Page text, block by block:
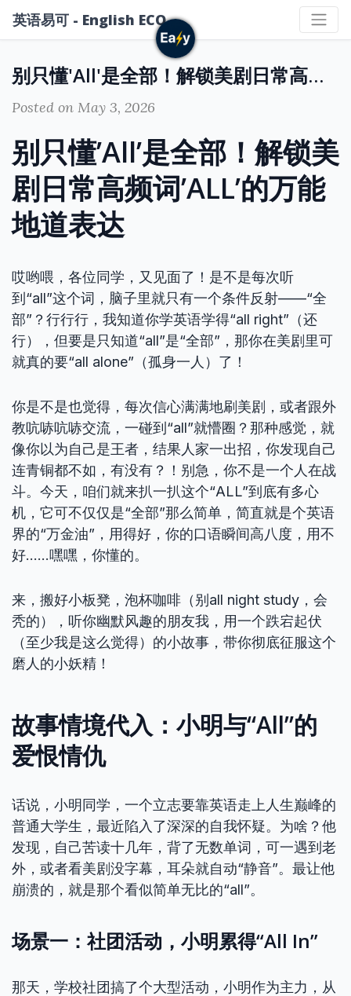
英语易可 - English ECO
别只懂'All'是全部！解锁美剧日常高频词'ALL'的万能地道表达
Posted on May 3, 2026
别只懂’All’是全部！解锁美
剧日常高频词’ALL’的万能
地道表达
哎哟喂，各位同学，又见面了！是不是每次听
到“all”这个词，脑子里就只有一个条件反射——“全
部”？行行行，我知道你学英语学得“all right”（还
行），但要是只知道“all”是“全部”，那你在美剧里可
就真的要“all alone”（孤身一人）了！
你是不是也觉得，每次信心满满地刷美剧，或者跟外
教吭哧吭哧交流，一碰到“all”就懵圈？那种感觉，就
像你以为自己是王者，结果人家一出招，你发现自己
连青铜都不如，有没有？！别急，你不是一个人在战
斗。今天，咱们就来扒一扒这个“ALL”到底有多心
机，它可不仅仅是“全部”那么简单，简直就是个英语
界的“万金油”，用得好，你的口语瞬间高八度，用不
好……嘿嘿，你懂的。
来，搬好小板凳，泡杯咖啡（别all night study，会
秃的），听你幽默风趣的朋友我，用一个跌宕起伏
（至少我是这么觉得）的小故事，带你彻底征服这个
磨人的小妖精！
故事情境代入：小明与“All”的
爱恨情仇
话说，小明同学，一个立志要靠英语走上人生巅峰的
普通大学生，最近陷入了深深的自我怀疑。为啥？他
发现，自己苦读十几年，背了无数单词，可一遇到老
外，或者看美剧没字幕，耳朵就自动“静音”。最让他
崩溃的，就是那个看似简单无比的“all”。
场景一：社团活动，小明累得“All In”
那天，学校社团搞了个大型活动，小明作为主力，从